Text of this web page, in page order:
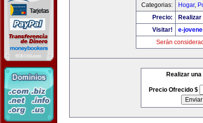
Categorias:
Hogar,
Precio:
Visitar!
e-
Serán
Realizar
Precio Ofrecido $